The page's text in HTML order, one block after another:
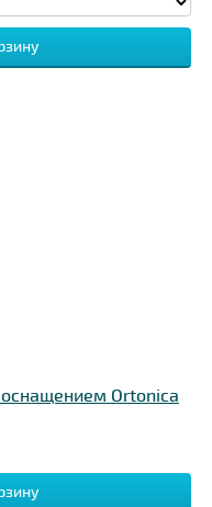
Ortonica